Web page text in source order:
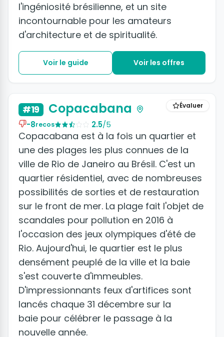
l'ingéniosité brésilienne, et un site
incontournable pour les amateurs
d'architecture et de spiritualité.
Voir le guide Voir les offres
Évaluer
#19 Copacabana
-8recos 2.5/5
Copacabana est à la fois un quartier et
une des plages les plus connues de la
ville de Rio de Janeiro au Brésil. C'est un
quartier résidentiel, avec de nombreuses
possibilités de sorties et de restauration
sur le front de mer. La plage fait l'objet de
scandales pour pollution en 2016 à
l'occasion des jeux olympiques d'été de
Rio. Aujourd'hui, le quartier est le plus
densément peuplé de la ville et la baie
s'est couverte d'immeubles.
D'impressionnants feux d'artifices sont
lancés chaque 31 décembre sur la
baie pour célébrer le passage à la
nouvelle année.